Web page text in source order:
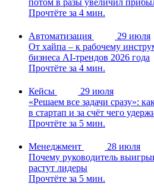
потом в разы увеличил
Прочтёте за 4 мин.
Автоматизация
29 июля
От хайпа – к рабочему
бизнеса AI-трендов 2026 года
Прочтёте за 4 мин.
Кейсы
29 июля
«Решаем все задачи сразу»:
в стартап и за счёт чего
Прочтёте за 5 мин.
Менеджмент
28 июля
Почему руководитель
растут лидеры
Прочтёте за 5 мин.